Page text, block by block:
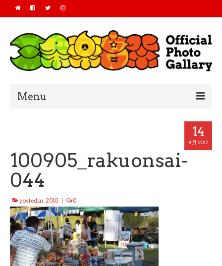
Menu
2018
2017
2016
All Photo
Official Site
14
8月 2017
100905_rakuonsai-
044
posted in: 2010 0